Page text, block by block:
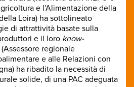
e l’Alimentazione della
Loira) ha sottolineato
di attrattività basate sulla
e il loro know-
(Assessore regionale
e alle Relazioni con
ha ribadito la necessità di
solide, di una PAC adeguata